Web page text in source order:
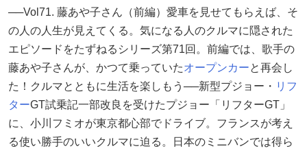
──Vol71. 藤あや子さん（前編）愛車を見せてもらえば、そ
の人の人生が見えてくる。気になる人のクルマに隠された
エピソードをたずねるシリーズ第71回。前編では、歌手の
藤あや子さんが、かつて乗っていたオープンカーと再会し
た！クルマとともに生活を楽しもう──新型プジョー・ リフ
ターGT試乗記一部改良を受けたプジョー「リフターGT」
に、小川フミオが東京都心部でドライブ。フランスが考え
る使い勝手のいいクルマに迫る。日本のミニバンでは得ら